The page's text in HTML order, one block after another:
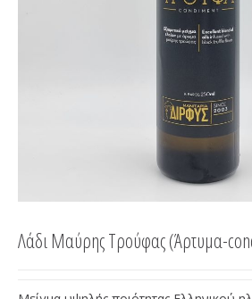
Λάδι Μαύρης Τρούφας (Άρτυμα-